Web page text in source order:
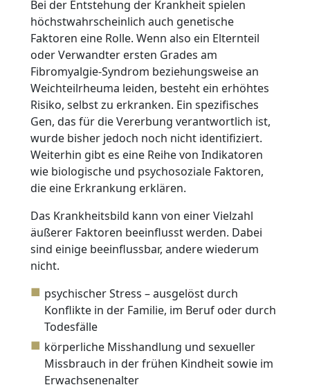
Bei der Entstehung der Krankheit spielen
höchstwahrscheinlich auch genetische
Faktoren eine Rolle. Wenn also ein Elternteil
oder Verwandter ersten Grades am
Fibromyalgie-Syndrom beziehungsweise an
Weichteilrheuma leiden, besteht ein erhöhtes
Risiko, selbst zu erkranken. Ein spezifisches
Gen, das für die Vererbung verantwortlich ist,
wurde bisher jedoch noch nicht identifiziert.
Weiterhin gibt es eine Reihe von Indikatoren
wie biologische und psychosoziale Faktoren,
die eine Erkrankung erklären.
Das Krankheitsbild kann von einer Vielzahl
äußerer Faktoren beeinflusst werden. Dabei
sind einige beeinflussbar, andere wiederum
nicht.
psychischer Stress – ausgelöst durch
Konflikte in der Familie, im Beruf oder durch
Todesfälle
körperliche Misshandlung und sexueller
Missbrauch in der frühen Kindheit sowie im
Erwachsenenalter